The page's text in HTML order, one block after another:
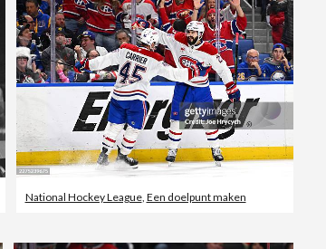
National Hockey League, Een doelpunt maken